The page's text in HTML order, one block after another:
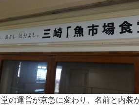
の運営が京急に変わり、名前と内装